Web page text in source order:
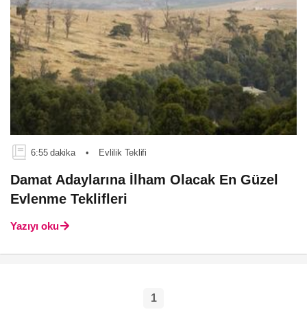
6:55 dakika • Evlilik Teklifi
Damat Adaylarına İlham Olacak En Güzel
Evlenme Teklifleri
Yazıyı oku
1